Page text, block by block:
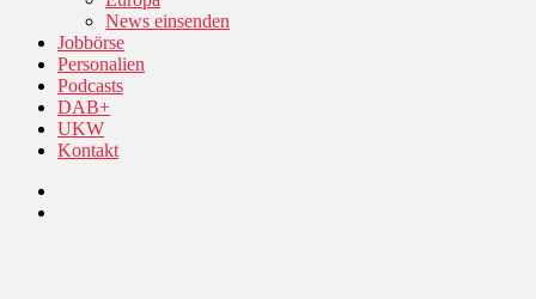
News einsenden
Jobbörse
Personalien
Podcasts
DAB+
UKW
Kontakt